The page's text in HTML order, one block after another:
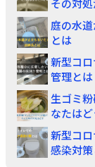
庭の水
とは
新型コ
管理とは
生ゴミ
なたは
新型コ
感染対